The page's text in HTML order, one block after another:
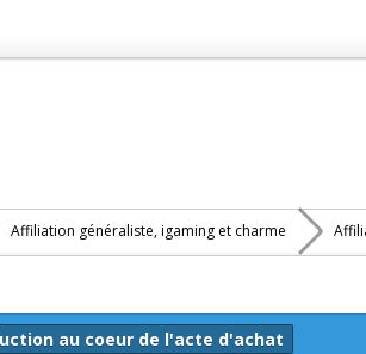
Affiliation généraliste, igaming et charme
au coeur de l'acte d'achat